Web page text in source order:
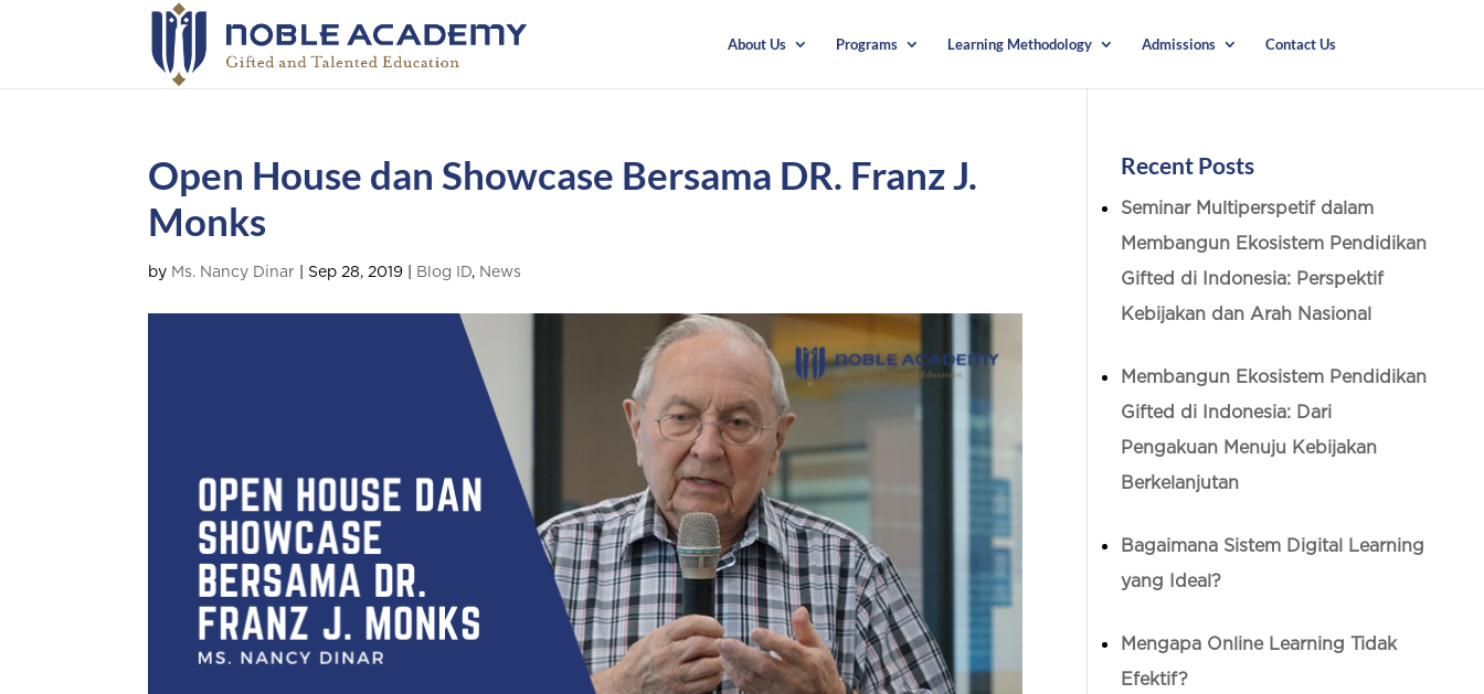
About Us Programs Learning Methodology Admissions Contact Us
Open House dan Showcase Bersama DR. Franz J.
Monks
by Ms. Nancy Dinar Sep 28, 2019 Blog ID, News
Recent Posts
Seminar Multiperspetif dalam
Membangun Ekosistem Pendidikan
Gifted di Indonesia: Perspektif
Kebijakan dan Arah Nasional
Membangun Ekosistem Pendidikan
Gifted di Indonesia: Dari
Pengakuan Menuju Kebijakan
Berkelanjutan
Bagaimana Sistem Digital Learning
yang Ideal?
Mengapa Online Learning Tidak
Efektif?